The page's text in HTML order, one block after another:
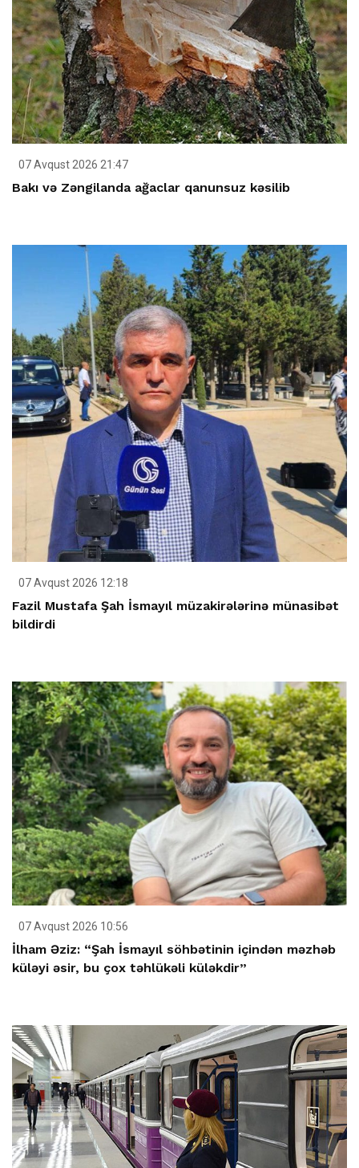
07 Avqust 2026 21:47
Bakı və Zəngilanda ağaclar qanunsuz kəsilib
07 Avqust 2026 12:18
Fazil Mustafa Şah İsmayıl müzakirələrinə münasibət
bildirdi
07 Avqust 2026 10:56
İlham Əziz: “Şah İsmayıl söhbətinin içindən məzhəb
küləyi əsir, bu çox təhlükəli küləkdir”